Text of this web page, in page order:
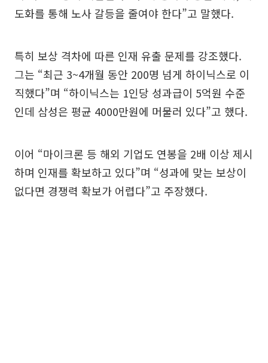
도화를 통해 노사 갈등을 줄여야 한다”고 말했다.
특히 보상 격차에 따른 인재 유출 문제를 강조했다.
그는 “최근 3~4개월 동안 200명 넘게 하이닉스로 이
직했다”며 “하이닉스는 1인당 성과급이 5억원 수준
인데 삼성은 평균 4000만원에 머물러 있다”고 했다.
이어 “마이크론 등 해외 기업도 연봉을 2배 이상 제시
하며 인재를 확보하고 있다”며 “성과에 맞는 보상이
없다면 경쟁력 확보가 어렵다”고 주장했다.